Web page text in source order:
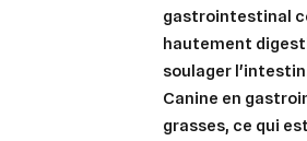
gastrointestinal
hautement
soulager
Canine en
grasses, ce qui